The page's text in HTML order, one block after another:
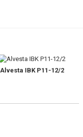
Alvesta IBK P11-12/2